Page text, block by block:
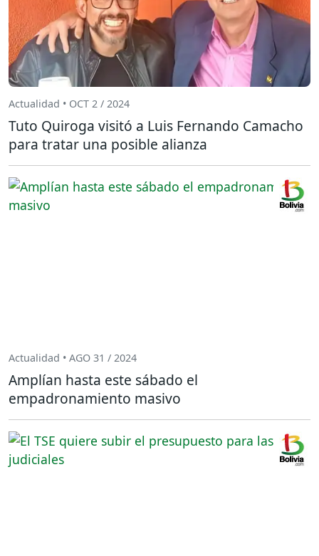
Actualidad • OCT 2 / 2024
Tuto Quiroga visitó a Luis Fernando Camacho
para tratar una posible alianza
Actualidad • AGO 31 / 2024
Amplían hasta este sábado el
empadronamiento masivo